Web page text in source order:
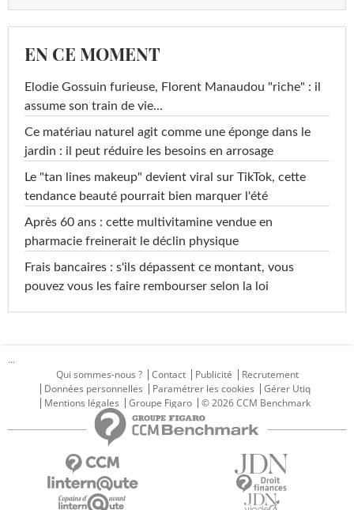
EN CE MOMENT
Elodie Gossuin furieuse, Florent Manaudou "riche" : il
assume son train de vie...
Ce matériau naturel agit comme une éponge dans le
jardin : il peut réduire les besoins en arrosage
Le "tan lines makeup" devient viral sur TikTok, cette
tendance beauté pourrait bien marquer l'été
Après 60 ans : cette multivitamine vendue en
pharmacie freinerait le déclin physique
Frais bancaires : s'ils dépassent ce montant, vous
pouvez vous les faire rembourser selon la loi
...
Qui sommes-nous ?
Contact Publicité
Recrutement
Données personnelles
Paramétrer les cookies
Gérer Utiq
Mentions légales
Groupe Figaro © 2026 CCM Benchmark